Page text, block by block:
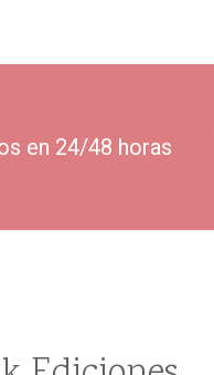
en 24/48 horas